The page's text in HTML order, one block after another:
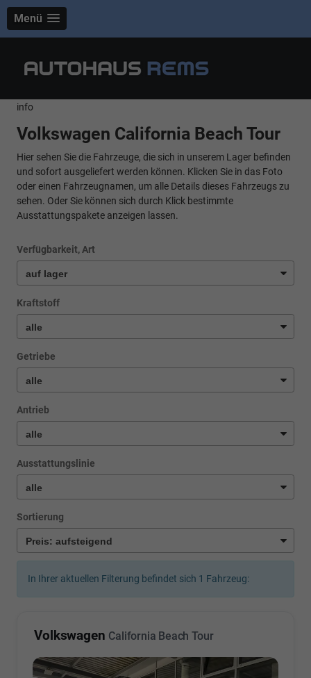
Menü
info
Volkswagen California Beach Tour
Hier sehen Sie die Fahrzeuge, die sich in unserem Lager befinden
und sofort ausgeliefert werden können. Klicken Sie in das Foto
oder einen Fahrzeugnamen, um alle Details dieses Fahrzeugs zu
sehen. Oder Sie können sich durch Klick bestimmte
Ausstattungspakete anzeigen lassen.
Verfügbarkeit, Art
Kraftstoff
Getriebe
Antrieb
Ausstattungslinie
Sortierung
In Ihrer aktuellen Filterung befindet sich 1 Fahrzeug:
Volkswagen California Beach Tour